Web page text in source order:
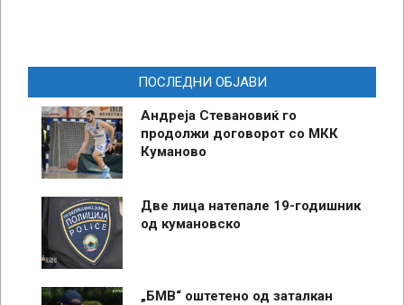
ПОСЛЕДНИ ОБЈАВИ
Андреја Стевановиќ го
продолжи договорот со МКК
Куманово
Две лица натепале 19-годишник
од кумановско
„БМВ“ оштетено од заталкан